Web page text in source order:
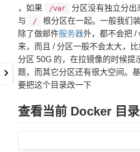
，如果 /var
分区没有独立分出
与
/
根分区在一起。一般我们
除了做邮件服务器外，都不会把 /
来，而且 / 分区一般不会太大，
分区 50G 的，在拉镜像的时候提
题，而其它分区还有很大空间。
要把这个目录改一下
查看当前 Docker 目